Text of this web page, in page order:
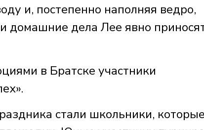
и, постепенно наполняя ведро,
домашние дела Лее явно
в Братске участники
стали школьники,